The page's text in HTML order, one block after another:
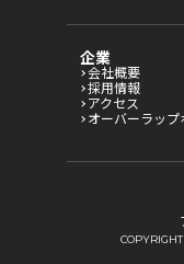
企業
会社概要
採用情報
アクセス
オーバーラップ